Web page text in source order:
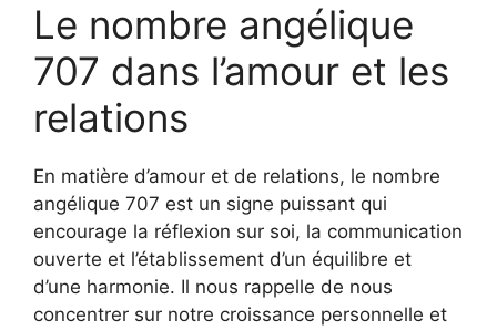
Le nombre angélique
707 dans l’amour et les
relations
En matière d’amour et de relations, le nombre
angélique 707 est un signe puissant qui
encourage la réflexion sur soi, la communication
ouverte et l’établissement d’un équilibre et
d’une harmonie. Il nous rappelle de nous
concentrer sur notre croissance personnelle et